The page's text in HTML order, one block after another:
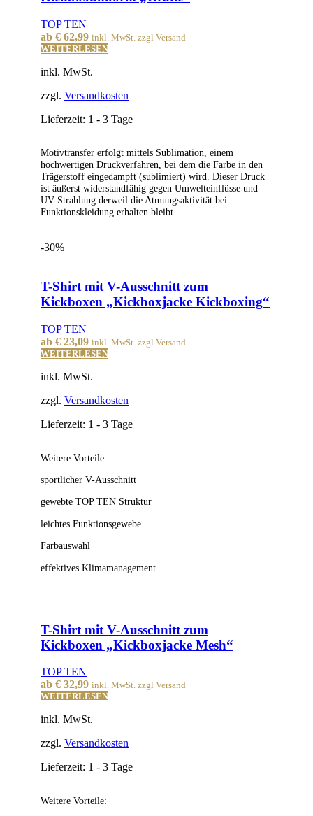
TOP TEN
ab € 62,99 inkl. MwSt. zzgl Versand
WEITERLESEN
inkl. MwSt.
zzgl. Versandkosten
Lieferzeit: 1 - 3 Tage
Motivtransfer erfolgt mittels Sublimation, einem
hochwertigen Druckverfahren, bei dem die Farbe in den
Trägerstoff eingedampft (sublimiert) wird. Dieser Druck
ist äußerst widerstandfähig gegen Umwelteinflüsse und
UV-Strahlung derweil die Atmungsaktivität bei
Funktionskleidung erhalten bleibt
-30%
T-Shirt mit V-Ausschnitt zum
Kickboxen „Kickboxjacke Kickboxing“
TOP TEN
ab € 23,09 inkl. MwSt. zzgl Versand
WEITERLESEN
inkl. MwSt.
zzgl. Versandkosten
Lieferzeit: 1 - 3 Tage
Weitere Vorteile:
sportlicher V-Ausschnitt
gewebte TOP TEN Struktur
leichtes Funktionsgewebe
Farbauswahl
effektives Klimamanagement
T-Shirt mit V-Ausschnitt zum
Kickboxen „Kickboxjacke Mesh“
TOP TEN
ab € 32,99 inkl. MwSt. zzgl Versand
WEITERLESEN
inkl. MwSt.
zzgl. Versandkosten
Lieferzeit: 1 - 3 Tage
Weitere Vorteile: